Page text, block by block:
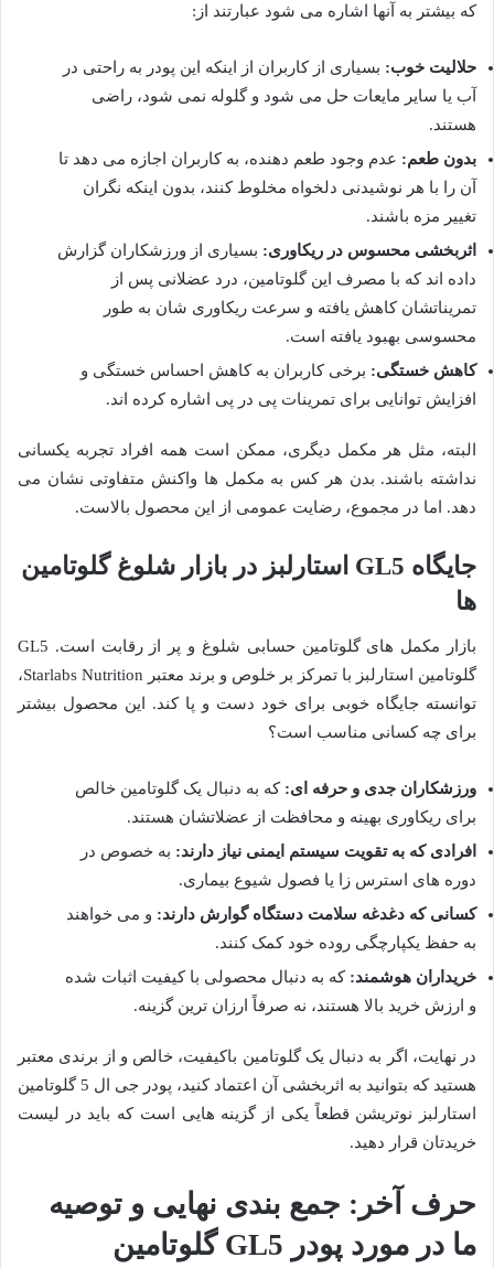
که بیشتر به آنها اشاره می شود عبارتند از:
حلالیت خوب: بسیاری از کاربران از اینکه این پودر به راحتی در
آب یا سایر مایعات حل می شود و گلوله نمی شود، راضی
هستند.
بدون طعم: عدم وجود طعم دهنده، به کاربران اجازه می دهد تا
آن را با هر نوشیدنی دلخواه مخلوط کنند، بدون اینکه نگران
تغییر مزه باشند.
اثربخشی محسوس در ریکاوری: بسیاری از ورزشکاران گزارش
داده اند که با مصرف این گلوتامین، درد عضلانی پس از
تمریناتشان کاهش یافته و سرعت ریکاوری شان به طور
محسوسی بهبود یافته است.
کاهش خستگی: برخی کاربران به کاهش احساس خستگی و
افزایش توانایی برای تمرینات پی در پی اشاره کرده اند.
البته، مثل هر مکمل دیگری، ممکن است همه افراد تجربه یکسانی
نداشته باشند. بدن هر کس به مکمل ها واکنش متفاوتی نشان می
دهد. اما در مجموع، رضایت عمومی از این محصول بالاست.
جایگاه GL5 استارلبز در بازار شلوغ گلوتامین
ها
بازار مکمل های گلوتامین حسابی شلوغ و پر از رقابت است. GL5
گلوتامین استارلبز با تمرکز بر خلوص و برند معتبر Starlabs Nutrition،
توانسته جایگاه خوبی برای خود دست و پا کند. این محصول بیشتر
برای چه کسانی مناسب است؟
ورزشکاران جدی و حرفه ای: که به دنبال یک گلوتامین خالص
برای ریکاوری بهینه و محافظت از عضلاتشان هستند.
افرادی که به تقویت سیستم ایمنی نیاز دارند: به خصوص در
دوره های استرس زا یا فصول شیوع بیماری.
کسانی که دغدغه سلامت دستگاه گوارش دارند: و می خواهند
به حفظ یکپارچگی روده خود کمک کنند.
خریداران هوشمند: که به دنبال محصولی با کیفیت اثبات شده
و ارزش خرید بالا هستند، نه صرفاً ارزان ترین گزینه.
در نهایت، اگر به دنبال یک گلوتامین باکیفیت، خالص و از برندی معتبر
هستید که بتوانید به اثربخشی آن اعتماد کنید، پودر جی ال 5 گلوتامین
استارلبز نوتریشن قطعاً یکی از گزینه هایی است که باید در لیست
خریدتان قرار دهید.
حرف آخر: جمع بندی نهایی و توصیه
ما در مورد پودر GL5 گلوتامین